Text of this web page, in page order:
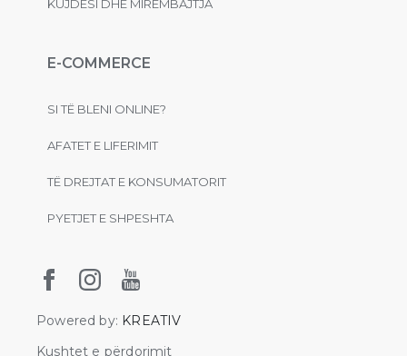
KUJDESI DHE MIRËMBAJTJA
E-COMMERCE
SI TË BLENI ONLINE?
AFATET E LIFERIMIT
TË DREJTAT E KONSUMATORIT
PYETJET E SHPESHTA
Powered by: KREATIV
Kushtet e përdorimit